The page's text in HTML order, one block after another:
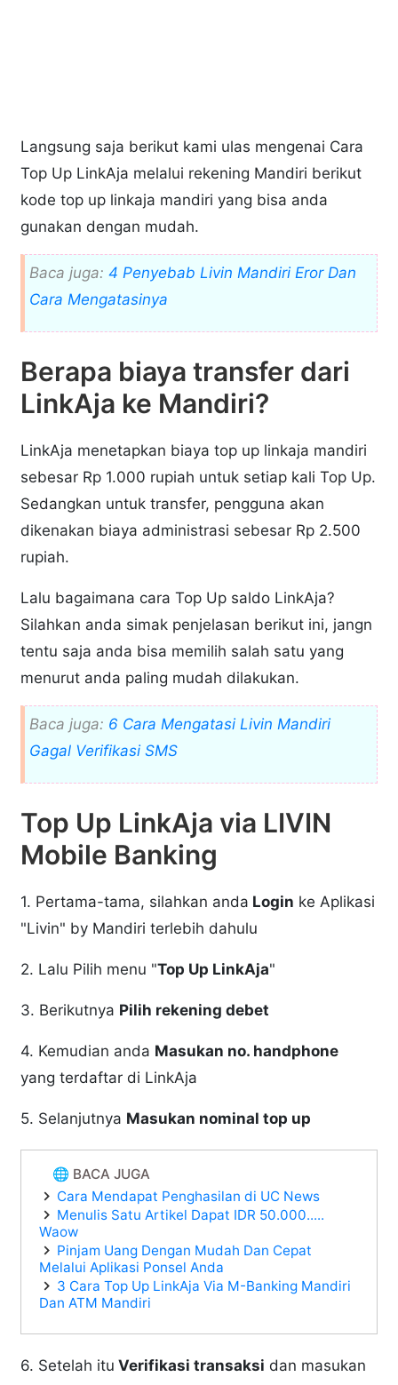
Langsung saja berikut kami ulas mengenai Cara
Top Up LinkAja melalui rekening Mandiri berikut
kode top up linkaja mandiri yang bisa anda
gunakan dengan mudah.
Baca juga:4 Penyebab Livin Mandiri Eror Dan
Cara Mengatasinya
Berapa biaya transfer dari
LinkAja ke Mandiri?
LinkAja menetapkan biaya top up linkaja mandiri
sebesar Rp 1.000 rupiah untuk setiap kali Top Up.
Sedangkan untuk transfer, pengguna akan
dikenakan biaya administrasi sebesar Rp 2.500
rupiah.
Lalu bagaimana cara Top Up saldo LinkAja?
Silahkan anda simak penjelasan berikut ini, jangn
tentu saja anda bisa memilih salah satu yang
menurut anda paling mudah dilakukan.
Baca juga: 6 Cara Mengatasi Livin Mandiri
Gagal Verifikasi SMS
Top Up LinkAja via LIVIN
Mobile Banking
1. Pertama-tama, silahkan anda Login ke Aplikasi
"Livin" by Mandiri terlebih dahulu
2. Lalu Pilih menu "Top Up LinkAja"
3. Berikutnya Pilih rekening debet
4. Kemudian anda Masukan no. handphone
yang terdaftar di LinkAja
5. Selanjutnya Masukan nominal top up
🌐 BACA JUGA
Cara Mendapat Penghasilan di UC News
Menulis Satu Artikel Dapat IDR 50.000.....
Waow
Pinjam Uang Dengan Mudah Dan Cepat
Melalui Aplikasi Ponsel Anda
3 Cara Top Up LinkAja Via M-Banking Mandiri
Dan ATM Mandiri
6. Setelah itu Verifikasi transaksi dan masukan